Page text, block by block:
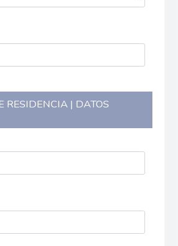
RESIDENCIA | DATOS